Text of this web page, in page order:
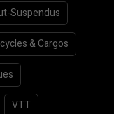
Suspendus
& Cargos
VTT